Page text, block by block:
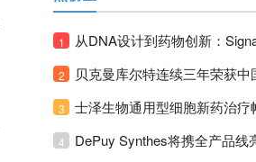
1
2
3
4